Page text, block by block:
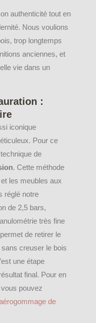
authenticité tout en
Nous voulions
trop longtemps
anciennes, et
vie dans un
:
iconique
Pour ce
de
. Cette méthode
les meubles aux
réglé notre
de 2,5 bars,
très fine
de retirer le
creuser le bois
une étape
final. Pour en
pouvez
de